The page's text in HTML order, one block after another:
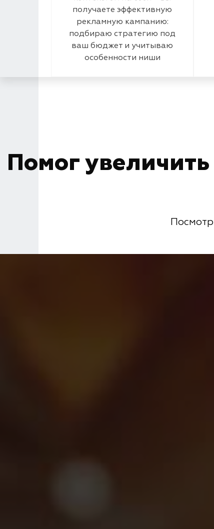
получаете эффективную
рекламную кампанию:
подбираю стратегию под
ваш бюджет и учитываю
особенности ниши
Помог увеличить